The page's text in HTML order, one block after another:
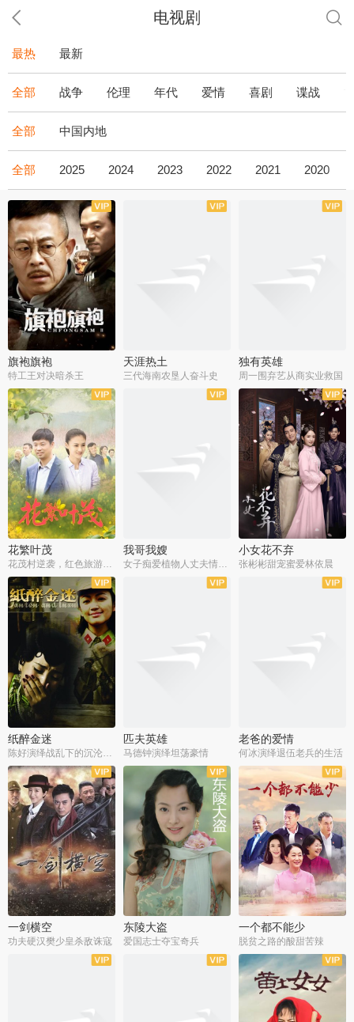
电视剧
最热 最新
全部 战争 伦理 年代 爱情 喜剧 谍战
全部 中国内地
全部 2025 2024 2023 2022 2021 2020
全43集
旗袍旗袍
特工王对决暗杀王
天涯热土
三代海南农垦人奋斗史
独有英雄
周一围弃艺从商实业救国
全34集
花繁叶茂
花茂村逆袭，红色旅游出圈
我哥我嫂
女子痴爱植物人丈夫情定一生
全51集
小女花不弃
张彬彬甜宠蜜爱林依晨
全42集
纸醉金迷 匹夫英雄
马德钟演绎坦荡豪情
老爸的爱情
何冰演绎退伍老兵的生活
全40集
一剑横空
功夫硬汉樊少皇杀敌诛寇
全33集
东陵大盗
爱国志士夺宝奇兵
全36集
一个都不能少
脱贫之路的酸甜苦辣
全23集